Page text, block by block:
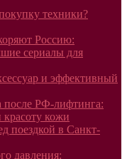
техники?
Россию:
сериалы для
и эффективный
после РФ-лифтинга:
красоту кожи
поездкой в Санкт-
давления: